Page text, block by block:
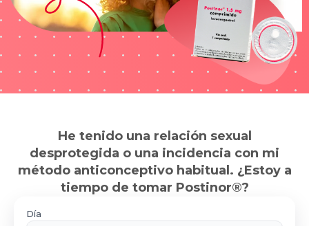
He tenido una relación sexual
desprotegida o una incidencia con mi
método anticonceptivo habitual. ¿Estoy a
tiempo de tomar Postinor®?
Día